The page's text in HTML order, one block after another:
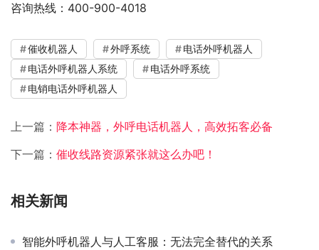
咨询热线：400-900-4018
催收机器人 外呼系统
电话外呼机器人
电话外呼机器人系统
电话外呼系统
电销电话外呼机器人
上一篇： 降本神器，外呼电话机器人，高效拓客必备
下一篇： 催收线路资源紧张就这么办吧！
相关新闻
智能外呼机器人与人工客服：无法完全替代的关系